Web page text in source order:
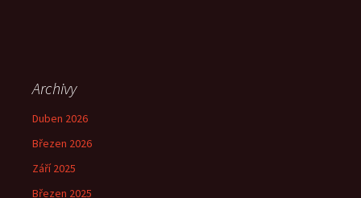
Archivy
Duben 2026
Březen 2026
Září 2025
Březen 2025